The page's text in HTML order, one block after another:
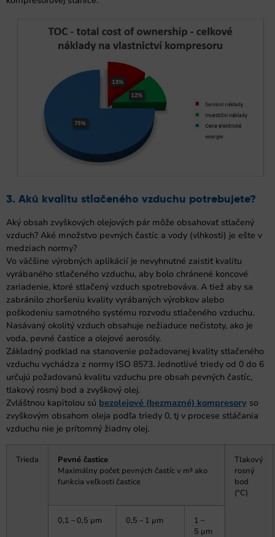
3. Akú kvalitu stlačeného vzduchu potrebujete?
Aký obsah zvyškových olejových pár môže obsahovať stlačený
vzduch? Aké množstvo pevných častíc a vody (vlhkosti) je ešte v
medziach normy?
Vo väčšine výrobných aplikácií je nevyhnutné zaistiť kvalitu
vyrábaného stlačeného vzduchu, aby bolo chránené koncové
zariadenie, ktoré stlačený vzduch spotrebováva. A tiež aby sa
zabránilo zhoršeniu kvality vyrábaných výrobkov alebo
poškodeniu samotného systému rozvodu stlačeného vzduchu.
Nasávaný okolitý vzduch obsahuje nežiaduce nečistoty, ako je
voda, pevné častice a olejové aerosóly.
Základný podklad na stanovenie požadovanej kvality stlačeného
vzduchu vychádza z normy ISO 8573. Jednotlivé triedy od 0 do 6
určujú požadovanú kvalitu vzduchu pre obsah pevných častíc,
tlakový rosný bod a zvyškový olej.
Zvláštnou kapitolou sú bezolejové (bezmazné) kompresory so
zvyškovým obsahom oleja podľa triedy 0, tj v procese stláčania
vzduchu nie je prítomný žiadny olej.
Trieda
Pevné častice
Maximálny počet pevných častíc v m³ ako
funkcia veľkosti častice
Tlakový
rosný
bod
(°C)
0,1 – 0,5 µm 0,5 – 1 µm
1 –
5 µm